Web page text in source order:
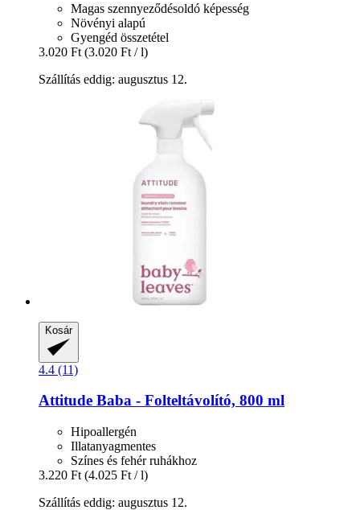
Magas szennyeződésoldó képesség
Növényi alapú
Gyengéd összetétel
3.020 Ft (3.020 Ft / l)
Szállítás eddig: augusztus 12.
Kosár
4.4 (11)
Attitude Baba -​ Folteltávolító, 800 ml
Hipoallergén
Illatanyagmentes
Színes és fehér ruhákhoz
3.220 Ft (4.025 Ft / l)
Szállítás eddig: augusztus 12.